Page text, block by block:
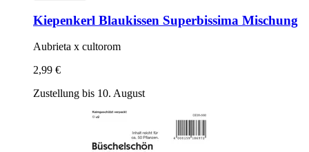
Kiepenkerl Blaukissen Superbissima Mischung
Aubrieta x cultorom
2,99 €
Zustellung bis 10. August